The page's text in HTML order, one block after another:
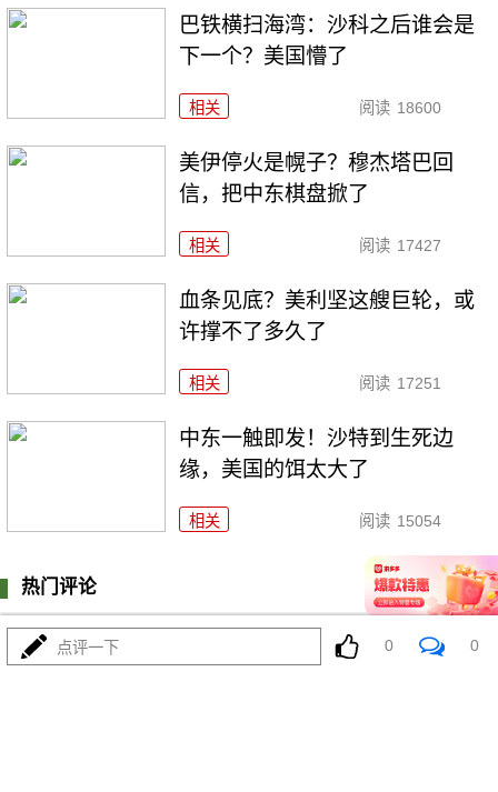
巴铁横扫海湾：沙科之后谁会是
下一个？美国懵了
相关 阅读 18600
美伊停火是幌子？穆杰塔巴回
信，把中东棋盘掀了
相关 阅读 17427
血条见底？美利坚这艘巨轮，或
许撑不了多久了
相关 阅读 17251
中东一触即发！沙特到生死边
缘，美国的饵太大了
相关 阅读 15054
热门评论
0 条评论 登陆
点评一下 0 0